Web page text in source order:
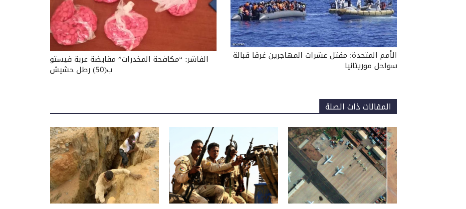
الأمم المتحدة: مقتل عشرات المهاجرين غرقا قبالة
سواحل موريتانيا الفاشر: “مكافحة المخدرات” مقايضة عربة فيستو
ب(50) رطل حشيش
المقالات ذات الصلة